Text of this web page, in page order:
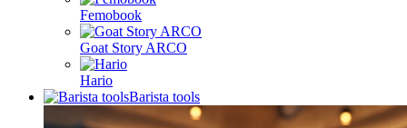
Femobook
Goat Story ARCO
Hario
Barista tools